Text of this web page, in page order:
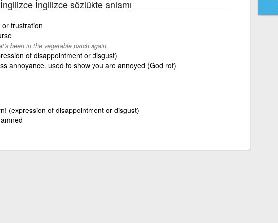
İngilizce sözlükte anlamı
frustration
been in the vegetable patch again.
of disappointment or disgust)
annoyance. used to show you are annoyed (God rot)
(expression of disappointment or disgust)